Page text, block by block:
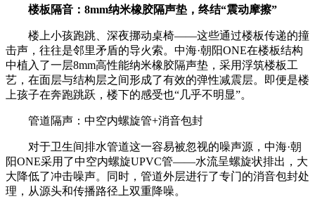
楼板隔音：8mm纳米橡胶隔声垫，终结“震动摩擦”
楼上小孩跑跳、深夜挪动桌椅——这些通过楼板传递的撞
击声，往往是邻里矛盾的导火索。中海·朝阳ONE在楼板结构
中植入了一层8mm高性能纳米橡胶隔声垫，采用浮筑楼板工
艺，在面层与结构层之间形成了有效的弹性减震层。即便是楼
上孩子在奔跑跳跃，楼下的感受也“几乎不明显”。
管道隔声：中空内螺旋管+消音包封
对于卫生间排水管道这一容易被忽视的噪声源，中海·朝
阳ONE采用了中空内螺旋UPVC管——水流呈螺旋状排出，大
大降低了冲击噪声。同时，管道外层进行了专门的消音包封处
理，从源头和传播路径上双重降噪。